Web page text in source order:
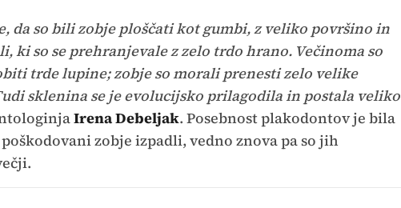
da so bili zobje ploščati kot gumbi, z veliko površino in
ki so se prehranjevale z zelo trdo hrano. Večinoma so
trde lupine; zobje so morali prenesti zelo velike
sklenina se je evolucijsko prilagodila in postala veliko
Irena Debeljak. Posebnost plakodontov je bila
zobje izpadli, vedno znova pa so jih